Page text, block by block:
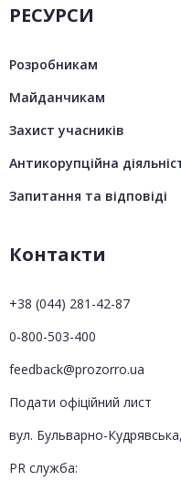
РЕСУРСИ
Розробникам
Майданчикам
Захист учасників
Антикорупційна
Запитання та відповіді
Контакти
+38 (044) 281-42-87
0-800-503-400
feedback@prozorro.ua
Подати офіційний лист
вул. Бульварно-
PR служба: